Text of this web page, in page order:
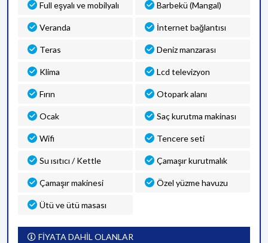
Full eşyalı ve mobilyalı Barbekü (Mangal)
Veranda İnternet bağlantısı
Teras Deniz manzarası
Klima Lcd televizyon
Fırın Otopark alanı
Ocak Saç kurutma makinası
Wifi Tencere seti
Su ısıtıcı / Kettle Çamaşır kurutmalık
Çamaşır makinesi Özel yüzme havuzu
Ütü ve ütü masası
FİYATA DAHİL OLANLAR